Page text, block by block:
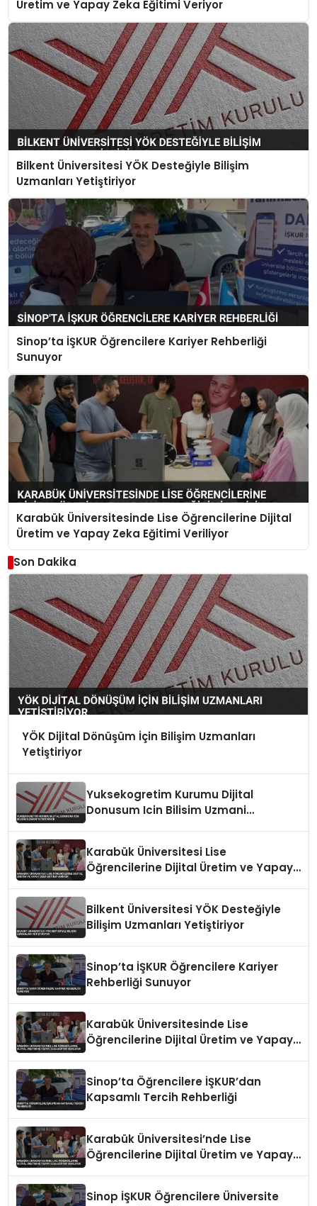
Üretim ve Yapay Zeka Eğitimi Veriyor
Bilkent Üniversitesi YÖK Desteğiyle Bilişim
Uzmanları Yetiştiriyor
Sinop’ta İŞKUR Öğrencilere Kariyer Rehberliği
Sunuyor
Karabük Üniversitesinde Lise Öğrencilerine Dijital
Üretim ve Yapay Zeka Eğitimi Veriliyor
Son Dakika
YÖK Dijital Dönüşüm İçin Bilişim Uzmanları
Yetiştiriyor
Yuksekogretim Kurumu Dijital
Donusum Icin Bilisim Uzmani
Karabük Üniversitesi Lise
Öğrencilerine Dijital Üretim ve Yapay
Bilkent Üniversitesi YÖK Desteğiyle
Bilişim Uzmanları Yetiştiriyor
Sinop’ta İŞKUR Öğrencilere Kariyer
Rehberliği Sunuyor
Karabük Üniversitesinde Lise
Öğrencilerine Dijital Üretim ve Yapay
Sinop’ta Öğrencilere İŞKUR’dan
Kapsamlı Tercih Rehberliği
Karabük Üniversitesi’nde Lise
Öğrencilerine Dijital Üretim ve Yapay
Sinop İŞKUR Öğrencilere Üniversite